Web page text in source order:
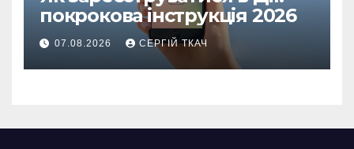
покрокова інструкція 2026
07.08.2026 СЕРГІЙ ТКАЧ